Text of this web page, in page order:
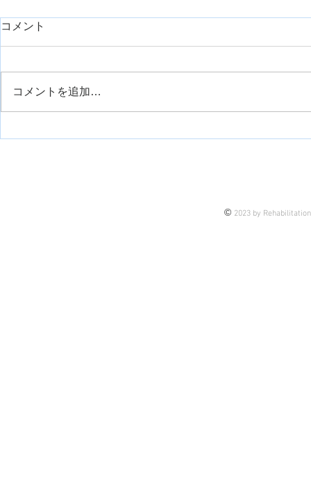
運動観察療法について
コメント
コメントを追加…
© 2023 by